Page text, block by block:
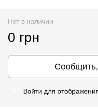
Нет в наличии
0 грн
Сообщить,
Войти для